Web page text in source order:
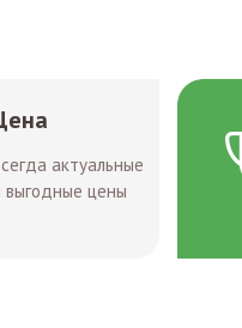
актуальные
выгодные цены